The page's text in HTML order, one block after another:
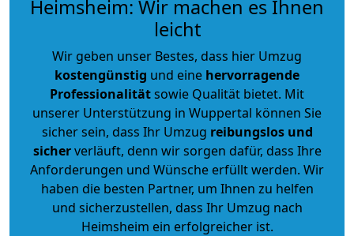
Heimsheim: Wir machen es Ihnen
leicht
Wir geben unser Bestes, dass hier Umzug
kostengünstig und eine hervorragende
Professionalitätsowie Qualität bietet. Mit
unserer Unterstützung in Wuppertal können Sie
sicher sein, dass Ihr Umzug reibungslos und
sicherverläuft, denn wir sorgen dafür, dass Ihre
Anforderungen und Wünsche erfüllt werden. Wir
haben die besten Partner, um Ihnen zu helfen
und sicherzustellen, dass Ihr Umzug nach
Heimsheim ein erfolgreicher ist.